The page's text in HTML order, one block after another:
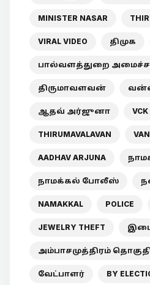
MINISTER NASAR
VIRAL VIDEO திமுக
பால்வளத்துறை
திருமாவளவன்
ஆதவ் அர்ஜுனா VCK
THIRUMAVALAVAN
AADHAV ARJUNA
நாமக்கல் போலீஸ்
NAMAKKAL POLICE
JEWELRY THEFT
அம்பாசமுத்திரம்
வேட்பாளர் BY